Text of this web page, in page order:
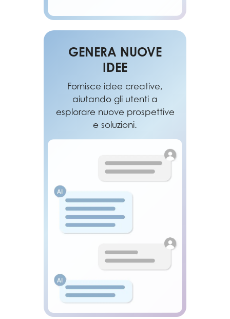
GENERA NUOVE
IDEE
Fornisce idee creative,
aiutando gli utenti a
esplorare nuove prospettive
e soluzioni.